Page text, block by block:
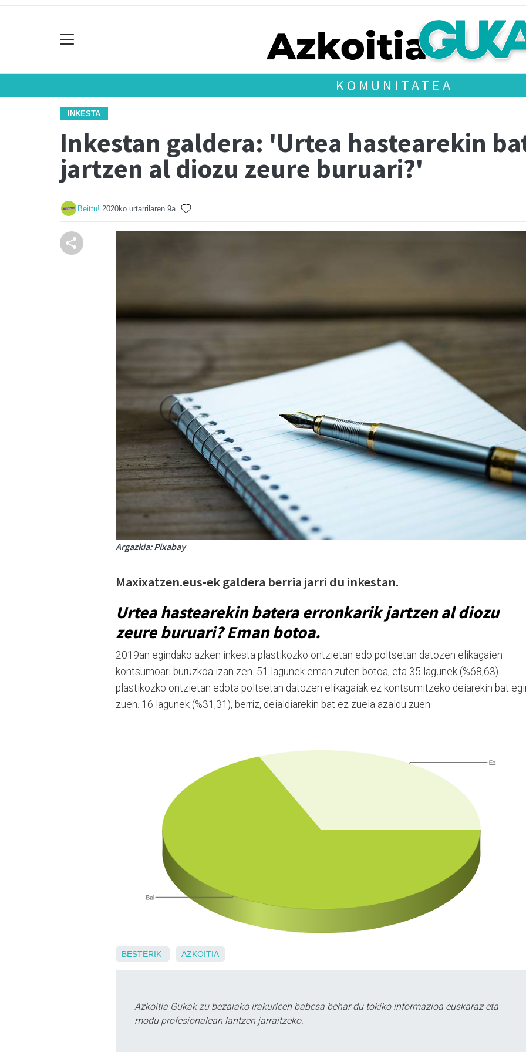
KOMUNITATEA
INKESTA
Inkestan galdera: 'Urtea hastearekin
jartzen al diozu zeure buruari?'
Beittu! 2020ko urtarrilaren 9a
Argazkia: Pixabay
Maxixatzen.eus-ek galdera berria jarri du inkestan.
Urtea hastearekin batera erronkarik jartzen al diozu
zeure buruari? Eman botoa.
2019an egindako azken inkesta plastikozko ontzietan edo poltsetan datozen elikagaien
kontsumoari buruzkoa izan zen. 51 lagunek eman zuten botoa, eta 35 lagunek (%68,63)
plastikozko ontzietan edota poltsetan datozen elikagaiak ez kontsumitzeko deiarekin bat
zuen. 16 lagunek (%31,31), berriz, deialdiarekin bat ez zuela azaldu zuen.
BESTERIK AZKOITIA
Azkoitia Gukak zu bezalako irakurleen babesa behar du tokiko informazioa euskaraz eta
modu profesionalean lantzen jarraitzeko.